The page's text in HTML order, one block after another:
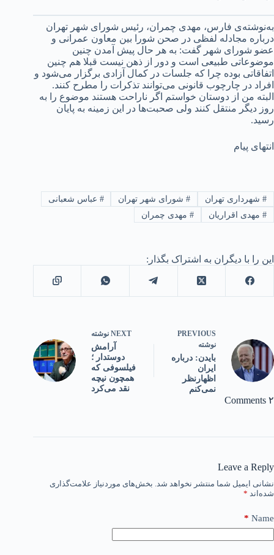
به‌نوشته‌ی فارس، مهدی چمران، رئیس شورای شهر تهران
درباره مجادله لفظی در صحن شورا بین معاون عمرانی و
عضو شورای شهر گفت:‌ به هر حال پیش آمدن چنین
موضوعاتی طبیعی است و دور از ذهن نیست قبلا هم چنین
اتفاقاتی بوده چرا که جلسات در کمال آزادی برگزار می‌شود و
افراد در چارچوب قانونی می‌توانند تذکرات را مطرح کنند.
البته من از دوستان خواستم اگر ناراحت هستند موضوع را به
روز دیگر منتقل کنند ولی صحبت‌ها در این زمینه به پایان
رسید.
انتهای پیام
#شهرداری تهران #شورای شهر تهران # عباس شعبانی
#مهدی اقراریان #مهدی چمران
این را با دیگران به اشتراک بگذار:
PREVIOUS
نوشته
بایدن: درباره
ایران
اظهارنظر
نمی‌کنم
NEXT نوشته
آرامش
دوستدار ؛
فیلسوفی که
همچون نیچه
نقد می‌کرد
۲ Comments
Leave a Reply
نشانی ایمیل شما منتشر نخواهد شد. بخش‌های موردنیاز علامت‌گذاری
شده‌اند *
Name
*